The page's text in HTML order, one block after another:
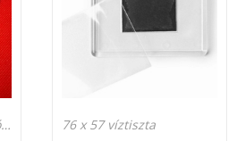
Öntapadós, rugalmas fólia és fém mágnesek
76 x 57 víztiszta